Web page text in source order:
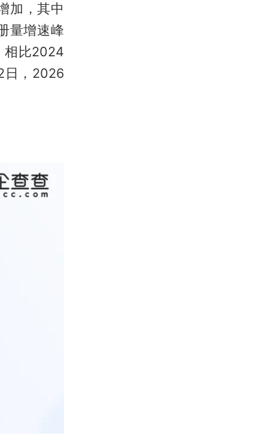
加，其中
量增速峰
相比2024
日，2026